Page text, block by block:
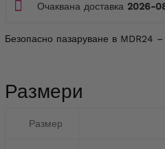
Очаквана доставка 2026-
Безопасно пазаруване в MDR24 –
Размери
Размер